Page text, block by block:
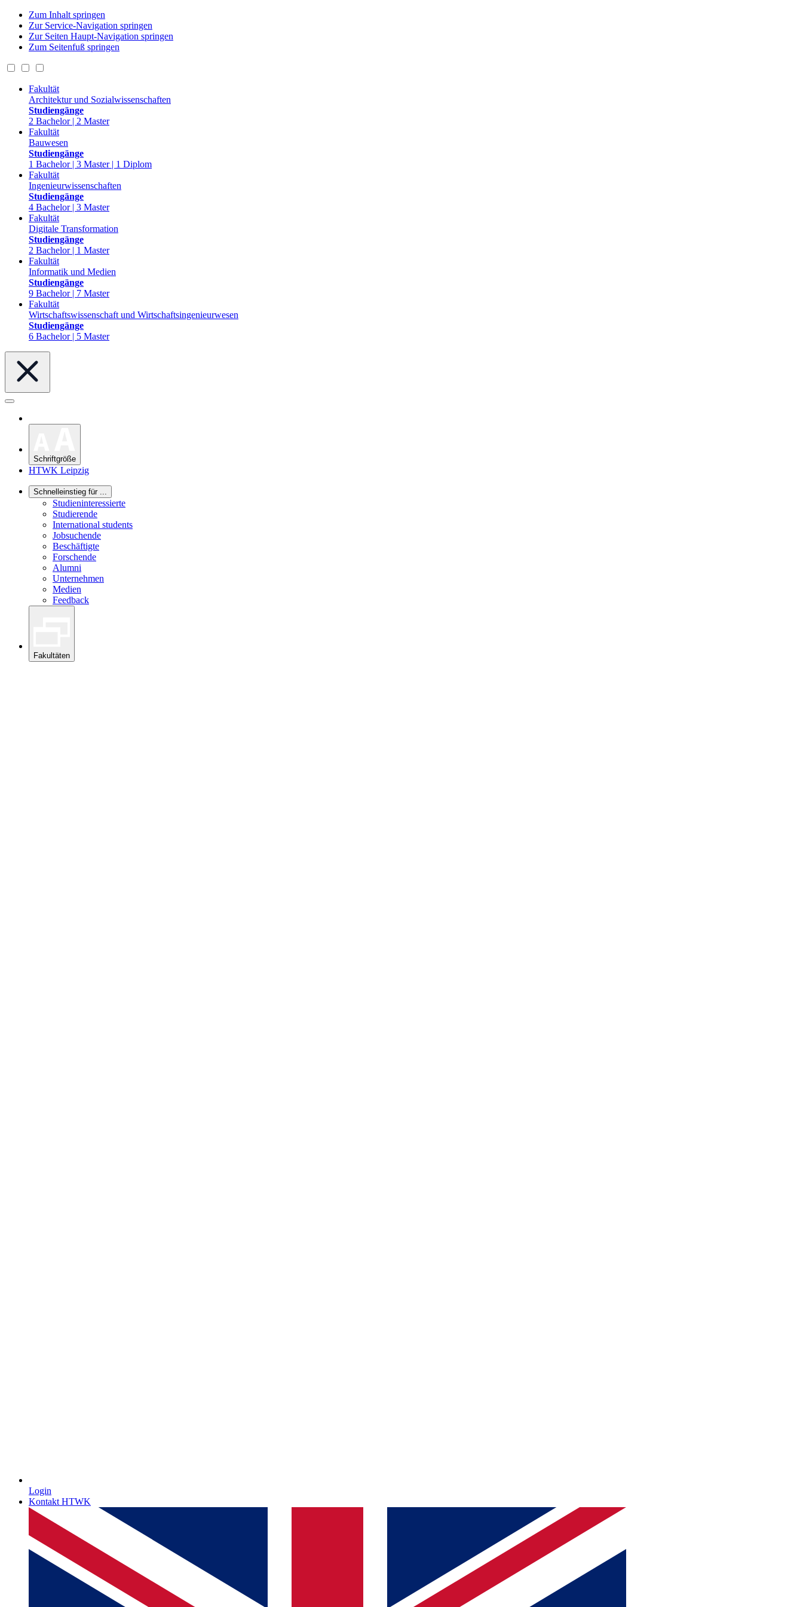
Zum Inhalt springen
Zur Service-Navigation springen
Zur Seiten Haupt-Navigation springen
Zum Seitenfuß springen
Fakultät
Architektur und Sozialwissenschaften
Studiengänge
2 Bachelor | 2 Master
Fakultät
Bauwesen
Studiengänge
1 Bachelor | 3 Master | 1 Diplom
Fakultät
Ingenieurwissenschaften
Studiengänge
4 Bachelor | 3 Master
Fakultät
Digitale Transformation
Studiengänge
2 Bachelor | 1 Master
Fakultät
Informatik und Medien
Studiengänge
9 Bachelor | 7 Master
Fakultät
Wirtschaftswissenschaft und Wirtschaftsingenieurwesen
Studiengänge
6 Bachelor | 5 Master
Schriftgröße
HTWK Leipzig
Schnelleinstieg für ...
Studieninteressierte
Studierende
International students
Jobsuchende
Beschäftigte
Forschende
Alumni
Unternehmen
Medien
Feedback
Fakultäten
Login
Kontakt HTWK